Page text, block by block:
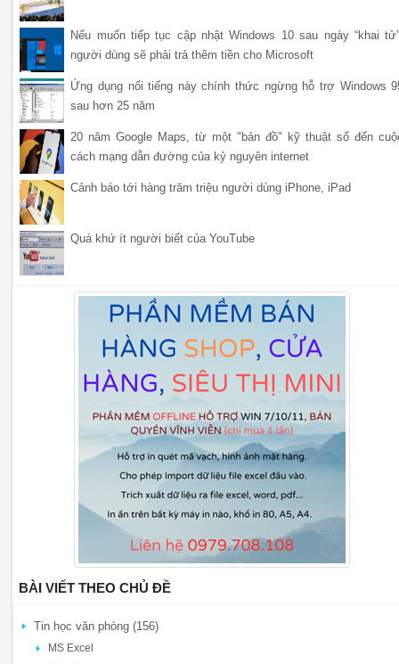
Nếu muốn tiếp tục cập nhật Windows 10 sau ngày “khai
người dùng sẽ phải trả thêm tiền cho Microsoft
Ứng dụng nổi tiếng này chính thức ngừng hỗ trợ Windows
sau hơn 25 năm
20 năm Google Maps, từ một "bản đồ" kỹ thuật số đến
cách mạng dẫn đường của kỷ nguyên internet
Cảnh báo tới hàng trăm triệu người dùng iPhone, iPad
Quá khứ ít người biết của YouTube
BÀI VIẾT THEO CHỦ ĐỀ
Tin học văn phòng (156)
MS Excel